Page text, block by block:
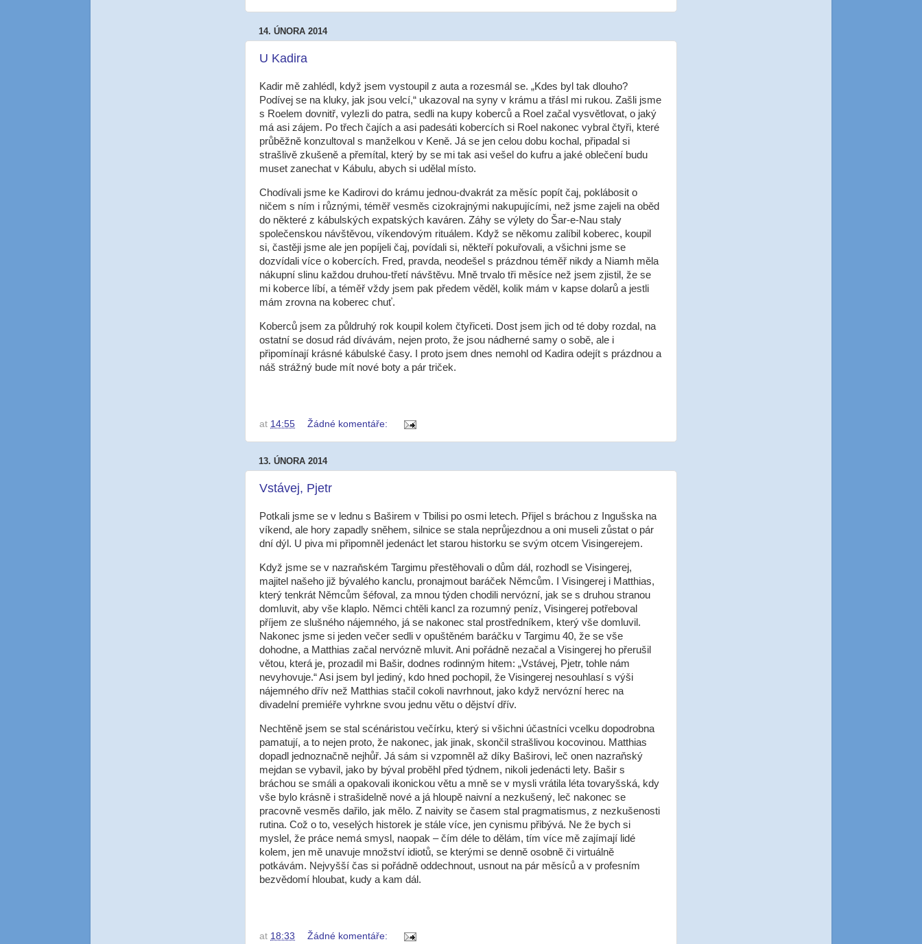
14. ÚNORA 2014
U Kadira
Kadir mě zahlédl, když jsem vystoupil z auta a rozesmál se. „Kdes byl tak dlouho?
Podívej se na kluky, jak jsou velcí,“ ukazoval na syny v krámu a třásl mi rukou. Zašli jsme
s Roelem dovnitř, vylezli do patra, sedli na kupy koberců a Roel začal vysvětlovat, o jaký
má asi zájem. Po třech čajích a asi padesáti kobercích si Roel nakonec vybral čtyři, které
průběžně konzultoval s manželkou v Keně. Já se jen celou dobu kochal, připadal si
strašlivě zkušeně a přemítal, který by se mi tak asi vešel do kufru a jaké oblečení budu
muset zanechat v Kábulu, abych si udělal místo.
Chodívali jsme ke Kadirovi do krámu jednou-dvakrát za měsíc popít čaj, poklábosit o
ničem s ním i různými, téměř vesměs cizokrajnými nakupujícími, než jsme zajeli na oběd
do některé z kábulských expatských kaváren. Záhy se výlety do Šar-e-Nau staly
společenskou návštěvou, víkendovým rituálem. Když se někomu zalíbil koberec, koupil
si, častěji jsme ale jen popíjeli čaj, povídali si, někteří pokuřovali, a všichni jsme se
dozvídali více o kobercích. Fred, pravda, neodešel s prázdnou téměř nikdy a Niamh měla
nákupní slinu každou druhou-třetí návštěvu. Mně trvalo tři měsíce než jsem zjistil, že se
mi koberce líbí, a téměř vždy jsem pak předem věděl, kolik mám v kapse dolarů a jestli
mám zrovna na koberec chuť.
Koberců jsem za půldruhý rok koupil kolem čtyřiceti. Dost jsem jich od té doby rozdal, na
ostatní se dosud rád dívávám, nejen proto, že jsou nádherné samy o sobě, ale i
připomínají krásné kábulské časy. I proto jsem dnes nemohl od Kadira odejít s prázdnou a
náš strážný bude mít nové boty a pár triček.
at 14:55 Žádné komentáře:
13. ÚNORA 2014
Vstávej, Pjetr
Potkali jsme se v lednu s Baširem v Tbilisi po osmi letech. Přijel s bráchou z Ingušska na
víkend, ale hory zapadly sněhem, silnice se stala neprůjezdnou a oni museli zůstat o pár
dní dýl. U piva mi připomněl jedenáct let starou historku se svým otcem Visingerejem.
Když jsme se v nazraňském Targimu přestěhovali o dům dál, rozhodl se Visingerej,
majitel našeho již bývalého kanclu, pronajmout baráček Němcům. I Visingerej i Matthias,
který tenkrát Němcům šéfoval, za mnou týden chodili nervózní, jak se s druhou stranou
domluvit, aby vše klaplo. Němci chtěli kancl za rozumný peníz, Visingerej potřeboval
příjem ze slušného nájemného, já se nakonec stal prostředníkem, který vše domluvil.
Nakonec jsme si jeden večer sedli v opuštěném baráčku v Targimu 40, že se vše
dohodne, a Matthias začal nervózně mluvit. Ani pořádně nezačal a Visingerej ho přerušil
větou, která je, prozadil mi Bašir, dodnes rodinným hitem: „Vstávej, Pjetr, tohle nám
nevyhovuje.“ Asi jsem byl jediný, kdo hned pochopil, že Visingerej nesouhlasí s výši
nájemného dřív než Matthias stačil cokoli navrhnout, jako když nervózní herec na
divadelní premiéře vyhrkne svou jednu větu o dějství dřív.
Nechtěně jsem se stal scénáristou večírku, který si všichni účastníci vcelku dopodrobna
pamatují, a to nejen proto, že nakonec, jak jinak, skončil strašlivou kocovinou. Matthias
dopadl jednoznačně nejhůř. Já sám si vzpomněl až díky Baširovi, leč onen nazraňský
mejdan se vybavil, jako by býval proběhl před týdnem, nikoli jedenácti lety. Bašir s
bráchou se smáli a opakovali ikonickou větu a mně se v mysli vrátila léta tovaryšská, kdy
vše bylo krásně i strašidelně nové a já hloupě naivní a nezkušený, leč nakonec se
pracovně vesměs dařilo, jak mělo. Z naivity se časem stal pragmatismus, z nezkušenosti
rutina. Což o to, veselých historek je stále více, jen cynismu přibývá. Ne že bych si
myslel, že práce nemá smysl, naopak – čím déle to dělám, tím více mě zajímají lidé
kolem, jen mě unavuje množství idiotů, se kterými se denně osobně či virtuálně
potkávám. Nejvyšší čas si pořádně oddechnout, usnout na pár měsíců a v profesním
bezvědomí hloubat, kudy a kam dál.
at 18:33 Žádné komentáře: